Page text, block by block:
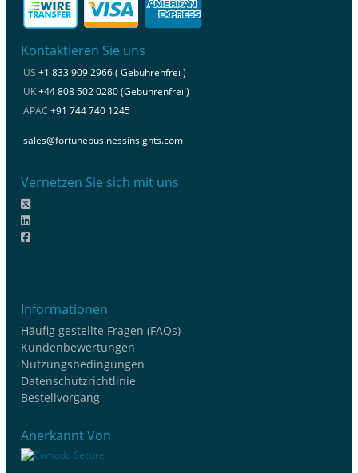
Kontaktieren Sie uns
US +1 833 909 2966 ( Gebührenfrei )
UK+44 808 502 0280 (Gebührenfrei )
APAC +91 744 740 1245
sales@fortunebusinessinsights.com
Vernetzen Sie sich mit uns
Informationen
Häufig gestellte Fragen (FAQs)
Kundenbewertungen
Nutzungsbedingungen
Datenschutzrichtlinie
Bestellvorgang
Anerkannt Von